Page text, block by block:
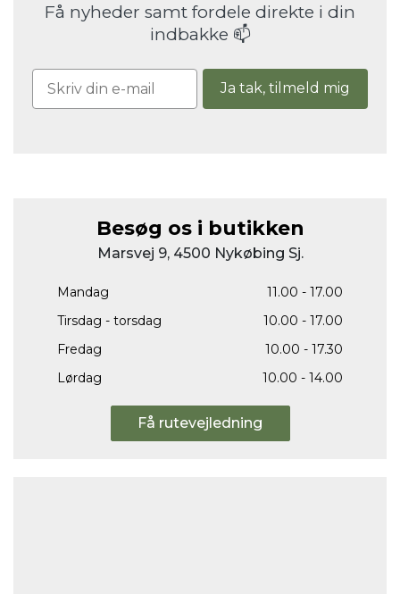
Få nyheder samt fordele direkte i din
indbakke 📫
Ja tak, tilmeld mig
Besøg os i butikken
Marsvej 9, 4500 Nykøbing Sj.
Mandag
11.00 - 17.00
Tirsdag - torsdag
10.00 - 17.00
Fredag
10.00 - 17.30
Lørdag
10.00 - 14.00
Få rutevejledning